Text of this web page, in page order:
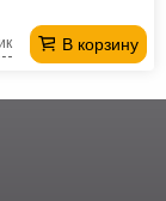
В корзину